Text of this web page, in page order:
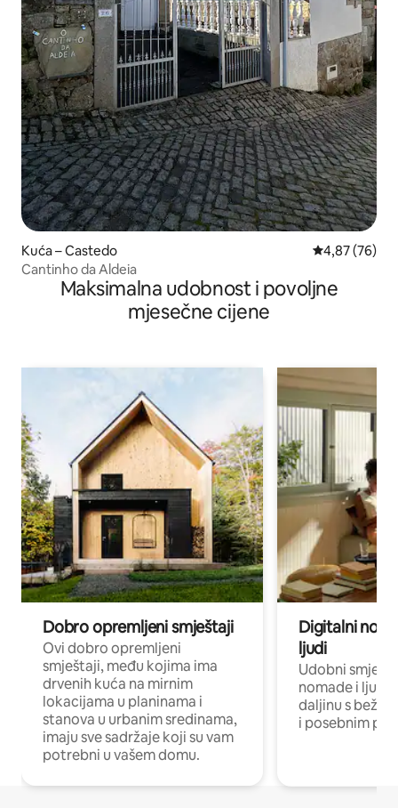
Kuća – Castedo Prosječna
4,87 (76)
Cantinho da Aldeia
Maksimalna udobnost i povoljne
mjesečne cijene
Dobro opremljeni smještaji
Ovi dobro opremljeni
smještaji, među kojima ima
drvenih kuća na mirnim
lokacijama u planinama i
stanova u urbanim sredinama,
imaju sve sadržaje koji su vam
potrebni u vašem domu.
Digitalni
ljudi
Udobni
nomade i ljude
daljinu s
i posebnim